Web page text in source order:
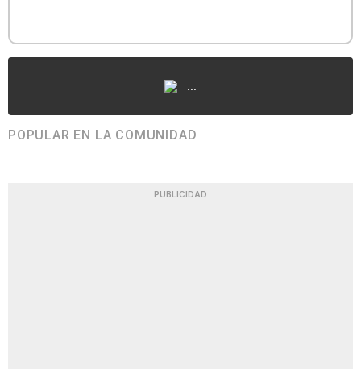
...
POPULAR EN LA COMUNIDAD
PUBLICIDAD